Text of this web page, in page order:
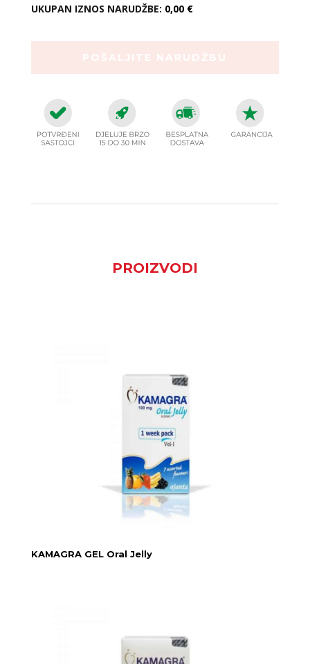
UKUPAN IZNOS NARUDŽBE: 0,00 €
PROIZVODI
KAMAGRA GEL Oral Jelly